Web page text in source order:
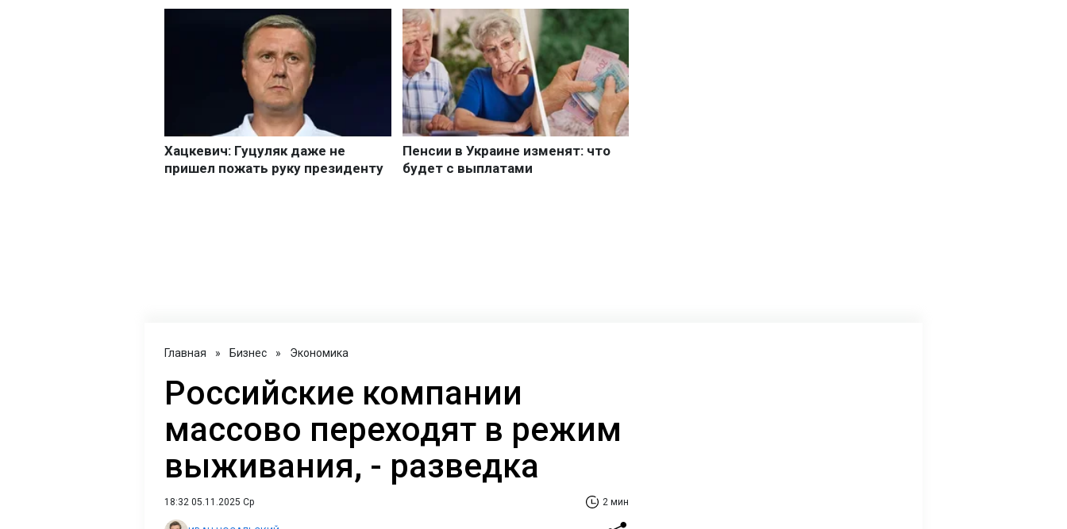
Главная » Бизнес » Экономика
Российские компании
массово переходят в режим
выживания, - разведка
18:32 05.11.2025 Ср 2 мин